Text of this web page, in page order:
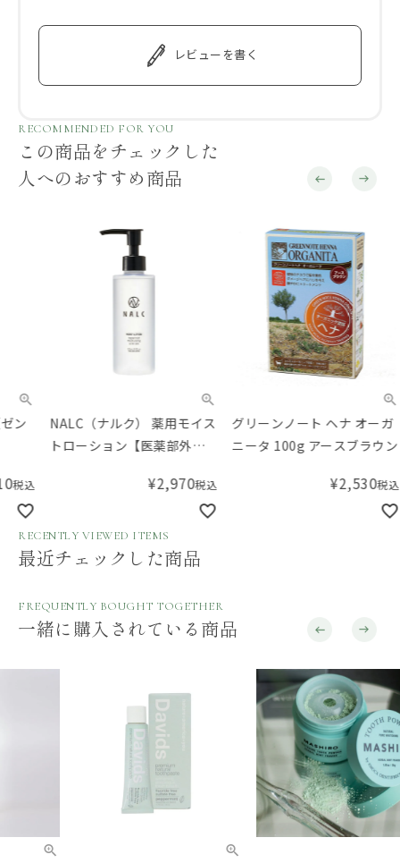
レビューを書く
RECOMMENDED FOR YOU
この商品をチェックした
人へのおすすめ商品
NALC（ナルク） 薬用モイス
トローション【医薬部外
2,970税込
グリーンノート ヘナ オーガ
ニータ 100g アースブラウン
2,530税込
グ
ニ
RECENTLY VIEWED ITEMS
最近チェックした商品
FREQUENTLY BOUGHT TOGETHER
一緒に購入されている商品